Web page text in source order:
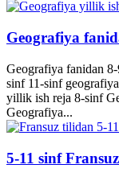
Geografiya
Geografiya fanidan
sinf 11-sinf
yillik ish reja 8-sinf
Geografiya...
5-11 sinf